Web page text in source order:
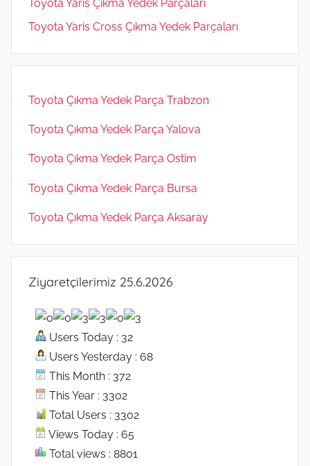
Toyota Yaris Çıkma Yedek Parçaları
Toyota Yaris Cross Çıkma Yedek Parçaları
Toyota Çıkma Yedek Parça Trabzon
Toyota Çıkma Yedek Parça Yalova
Toyota Çıkma Yedek Parça Ostim
Toyota Çıkma Yedek Parça Bursa
Toyota Çıkma Yedek Parça Aksaray
Ziyaretçilerimiz 25.6.2026
Users Today : 32
Users Yesterday : 68
This Month : 372
This Year : 3302
Total Users : 3302
Views Today : 65
Total views : 8801